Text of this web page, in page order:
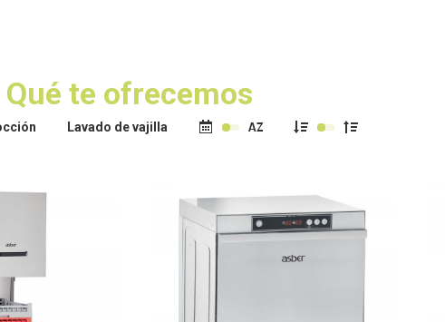
Qué te ofrecemos
Lavado de vajilla